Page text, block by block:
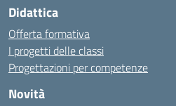
Didattica
Offerta formativa
I progetti delle classi
Progettazioni per competenze
Novità